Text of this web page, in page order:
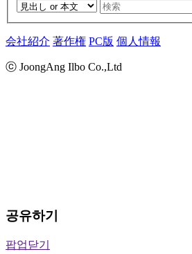
会社紹介 著作権 PC版 個人情報
ⓒ JoongAng Ilbo Co.,Ltd
공유하기
팝업닫기